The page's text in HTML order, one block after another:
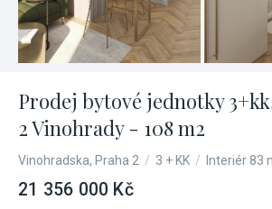
Prodej bytové jednotky
2 Vinohrady - 108 m2
Vinohradska, Praha 2 / 3 + KK / Interiér 83
21 356 000 Kč